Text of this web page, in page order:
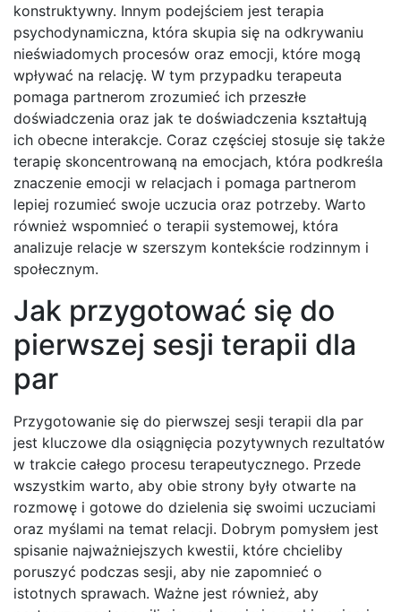
konstruktywny. Innym podejściem jest terapia
psychodynamiczna, która skupia się na odkrywaniu
nieświadomych procesów oraz emocji, które mogą
wpływać na relację. W tym przypadku terapeuta
pomaga partnerom zrozumieć ich przeszłe
doświadczenia oraz jak te doświadczenia kształtują
ich obecne interakcje. Coraz częściej stosuje się także
terapię skoncentrowaną na emocjach, która podkreśla
znaczenie emocji w relacjach i pomaga partnerom
lepiej rozumieć swoje uczucia oraz potrzeby. Warto
również wspomnieć o terapii systemowej, która
analizuje relacje w szerszym kontekście rodzinnym i
społecznym.
Jak przygotować się do
pierwszej sesji terapii dla
par
Przygotowanie się do pierwszej sesji terapii dla par
jest kluczowe dla osiągnięcia pozytywnych rezultatów
w trakcie całego procesu terapeutycznego. Przede
wszystkim warto, aby obie strony były otwarte na
rozmowę i gotowe do dzielenia się swoimi uczuciami
oraz myślami na temat relacji. Dobrym pomysłem jest
spisanie najważniejszych kwestii, które chcieliby
poruszyć podczas sesji, aby nie zapomnieć o
istotnych sprawach. Ważne jest również, aby